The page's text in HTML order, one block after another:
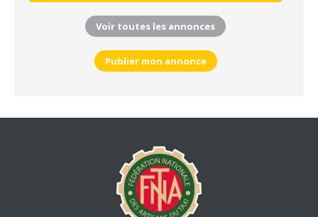
Voir toutes les annonces
Publier mon annonce